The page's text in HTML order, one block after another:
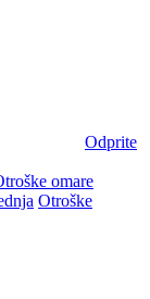
Odprite
omare
Otroške